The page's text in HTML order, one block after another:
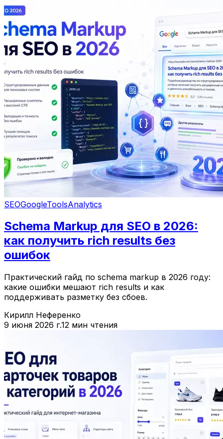
SEOGoogleToolsAnalytics
Schema Markup для SEO в 2026:
как получить rich results без
ошибок
Практический гайд по schema markup в 2026 году:
какие ошибки мешают rich results и как
поддерживать разметку без сбоев.
Кирилл Неференко
9 июня 2026 г.12 мин чтения